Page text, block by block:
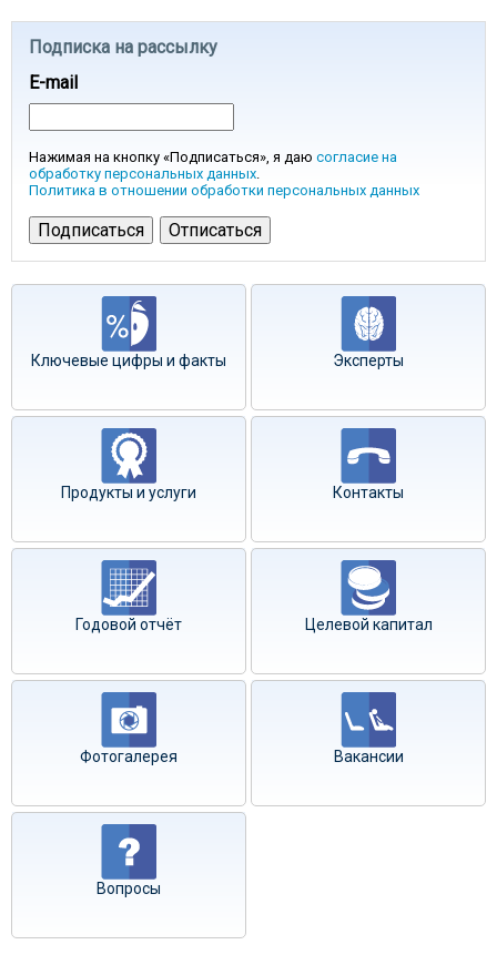
Подписка на рассылку
E-mail
Нажимая на кнопку «Подписаться», я даю согласие на
обработку персональных данных.
Политика в отношении обработки персональных данных
Ключевые цифры и факты Эксперты
Продукты и услуги Контакты
Годовой отчёт Целевой капитал
Фотогалерея Вакансии
Вопросы